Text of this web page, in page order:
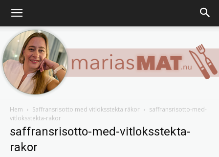
Hem Saffransrisotto med vitlöksstekta räkor
saffransrisotto-med-
vitloksstekta-rakor
saffransrisotto-med-vitloksstekta-
rakor